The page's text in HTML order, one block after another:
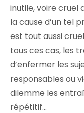
inutile, voire cruel
la cause d’un tel
est tout aussi
tous ces cas, les
d’enfermer les
responsables ou
dilemme les
répétitif…